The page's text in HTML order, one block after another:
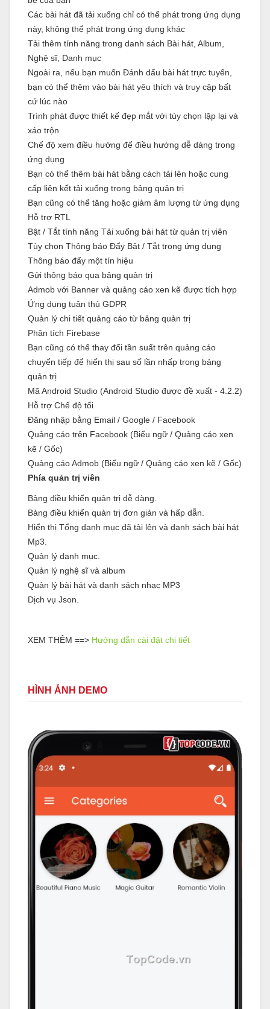
Các bài hát đã tải xuống chỉ có thể phát trong ứng dụng
này, không thể phát trong ứng dụng khác
Tải thêm tính năng trong danh sách Bài hát, Album,
Nghệ sĩ, Danh mục
Ngoài ra, nếu bạn muốn Đánh dấu bài hát trực tuyến,
bạn có thể thêm vào bài hát yêu thích và truy cập bất
cứ lúc nào
Trình phát được thiết kế đẹp mắt với tùy chọn lặp lại và
xáo trộn
Chế độ xem điều hướng để điều hướng dễ dàng trong
ứng dụng
Bạn có thể thêm bài hát bằng cách tải lên hoặc cung
cấp liên kết tải xuống trong bảng quản trị
Bạn cũng có thể tăng hoặc giảm âm lượng từ ứng dụng
Hỗ trợ RTL
Bật / Tắt tính năng Tải xuống bài hát từ quản trị viên
Tùy chọn Thông báo Đẩy Bật / Tắt trong ứng dụng
Thông báo đẩy một tín hiệu
Gửi thông báo qua bảng quản trị
Admob với Banner và quảng cáo xen kẽ được tích hợp
Ứng dụng tuân thủ GDPR
Quản lý chi tiết quảng cáo từ bảng quản trị
Phân tích Firebase
Bạn cũng có thể thay đổi tần suất trên quảng cáo
chuyển tiếp để hiển thị sau số lần nhấp trong bảng
quản trị
Mã Android Studio (Android Studio được đề xuất - 4.2.2)
Hỗ trợ Chế độ tối
Đăng nhập bằng Email / Google / Facebook
Quảng cáo trên Facebook (Biểu ngữ / Quảng cáo xen
kẽ / Gốc)
Quảng cáo Admob (Biểu ngữ / Quảng cáo xen kẽ / Gốc)
Phía quản trị viên
Bảng điều khiển quản trị dễ dàng.
Bảng điều khiển quản trị đơn giản và hấp dẫn.
Hiển thị Tổng danh mục đã tải lên và danh sách bài hát
Mp3.
Quản lý danh mục.
Quản lý nghệ sĩ và album
Quản lý bài hát và danh sách nhạc MP3
Dịch vụ Json.
XEM THÊM ==> Hướng dẫn cài đặt chi tiết
HÌNH ẢNH DEMO